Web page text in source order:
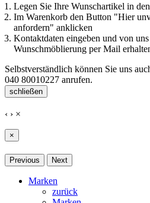
Legen Sie Ihre Wunschartikel in
Im Warenkorb den Button "Hier
anfordern" anklicken
Kontaktdaten eingeben und von
Wunschmöblierung per Mail
Selbstverständlich können Sie uns
040 80010227 anrufen.
schließen
‹ › ×
×
Previous Next
Marken
zurück